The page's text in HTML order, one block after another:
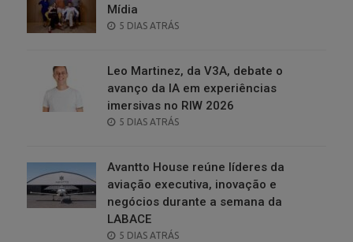
Mídia
POSTED
5 DIAS ATRÁS
Leo Martinez, da V3A, debate o
avanço da IA em experiências
imersivas no RIW 2026
POSTED
5 DIAS ATRÁS
Avantto House reúne líderes da
aviação executiva, inovação e
negócios durante a semana da
LABACE
POSTED
5 DIAS ATRÁS